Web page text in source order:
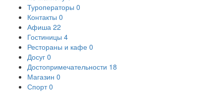
Туроператоры 0
Контакты 0
Афиша 22
Гостиницы 4
Рестораны и кафе 0
Досуг 0
Достопримечательности 18
Магазин 0
Спорт0